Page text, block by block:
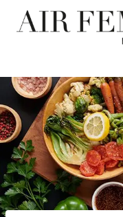
Saltar